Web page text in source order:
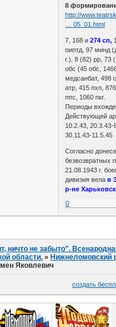
II
http://
… 05_01.html
7, 168 и274 сп,
оиптд, 97 минд
г.), 8 (82) рр, 73
обс (45 обс,
медсанбат, 498
атр, 415 пхп,
ппс, 1060 пкг.
Периоды
Действующей
10.2.43, 20.3.43-
30.11.43-11.5.45
Согласно
безвозвратных
21.08.1943 г.
дивизия вела в
р-не
0
ничто не забыто".
области. » Нижнеломовский
Яковлевич
создать